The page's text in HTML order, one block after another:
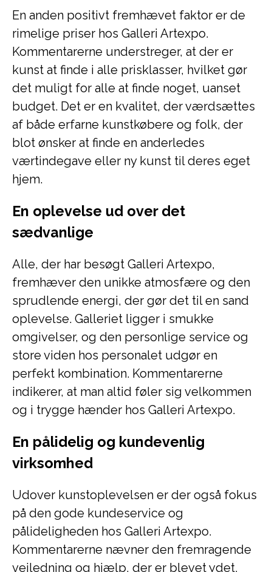
En anden positivt fremhævet faktor er de
rimelige priser hos Galleri Artexpo.
Kommentarerne understreger, at der er
kunst at finde i alle prisklasser, hvilket gør
det muligt for alle at finde noget, uanset
budget. Det er en kvalitet, der værdsættes
af både erfarne kunstkøbere og folk, der
blot ønsker at finde en anderledes
værtindegave eller ny kunst til deres eget
hjem.
En oplevelse ud over det
sædvanlige
Alle, der har besøgt Galleri Artexpo,
fremhæver den unikke atmosfære og den
sprudlende energi, der gør det til en sand
oplevelse. Galleriet ligger i smukke
omgivelser, og den personlige service og
store viden hos personalet udgør en
perfekt kombination. Kommentarerne
indikerer, at man altid føler sig velkommen
og i trygge hænder hos Galleri Artexpo.
En pålidelig og kundevenlig
virksomhed
Udover kunstoplevelsen er der også fokus
på den gode kundeservice og
pålideligheden hos Galleri Artexpo.
Kommentarerne nævner den fremragende
vejledning og hjælp, der er blevet ydet,